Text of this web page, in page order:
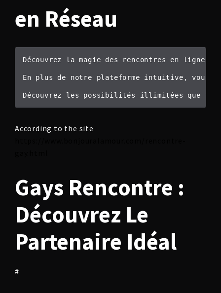
en Réseau
Découvrez la magie des rencontres en ligne
En plus de notre plateforme intuitive, vous
According to the site
Gays Rencontre :
Découvrez Le
Partenaire Idéal
#